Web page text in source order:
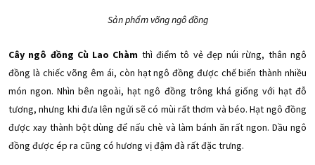
Sản phẩm võng ngô đồng
Cây ngô đồng Cù Lao Chàm thì điểm tô vẻ đẹp núi rừng, thân ngô
đồng là chiếc võng êm ái, còn hạt ngô đồng được chế biến thành nhiều
món ngon. Nhìn bên ngoài, hạt ngô đồng trông khá giống với hạt đỗ
tương, nhưng khi đưa lên ngửi sẽ có mùi rất thơm và béo. Hạt ngô đồng
được xay thành bột dùng để nấu chè và làm bánh ăn rất ngon. Dầu ngô
đồng được ép ra cũng có hương vị đậm đà rất đặc trưng.